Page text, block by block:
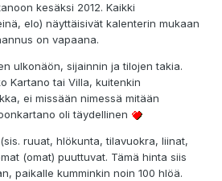
kesäksi 2012. Kaikki
elo) näyttäisivät kalenterin mukaan
on vapaana.
ulkonäön, sijainnin ja tilojen takia.
Kartano tai Villa, kuitenkin
ei missään nimessä mitään
oli täydellinen
ruuat, hlökunta, tilavuokra, liinat,
(omat) puuttuvat. Tämä hinta siis
paikalle kumminkin noin 100 hlöä.